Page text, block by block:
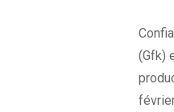
(Gfk)